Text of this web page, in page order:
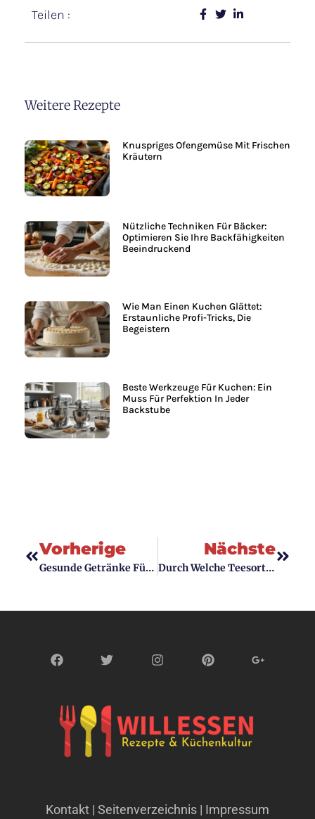
Teilen :
Weitere Rezepte
Knuspriges Ofengemüse Mit Frischen
Kräutern
Nützliche Techniken Für Bäcker:
Optimieren Sie Ihre Backfähigkeiten
Beeindruckend
Wie Man Einen Kuchen Glättet:
Erstaunliche Profi-Tricks, Die
Begeistern
Beste Werkzeuge Für Kuchen: Ein
Muss Für Perfektion In Jeder
Backstube
Vorherige
Gesunde Getränke Für Kinder: Kreative Und Schmackhafte Alternativen Zu Limo
Nächste
Durch Welche Teesorten Sind Entgiftend Fördern Sie Ein Neues Körpergefühl
Kontakt | Seitenverzeichnis | Impressum